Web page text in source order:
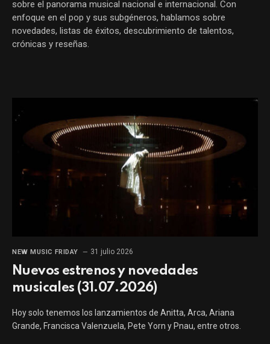
sobre el panorama musical nacional e internacional. Con
enfoque en el pop y sus subgéneros, hablamos sobre
novedades, listas de éxitos, descubrimiento de talentos,
crónicas y reseñas.
NEW MUSIC FRIDAY 31 julio 2026
Nuevos estrenos y novedades
musicales (31.07.2026)
Hoy solo tenemos los lanzamientos de Anitta, Arca, Ariana
Grande, Francisca Valenzuela, Pete Yorn y Pnau, entre otros.